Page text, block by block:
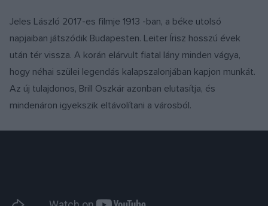
Jeles László 2017-es filmje 1913 -ban, a béke utolsó
napjaiban játszódik Budapesten. Leiter Írisz hosszú évek
után tér vissza. A korán elárvult fiatal lány minden vágya,
hogy néhai szülei legendás kalapszalonjában kapjon munkát.
Az új tulajdonos, Brill Oszkár azonban elutasítja, és
mindenáron igyekszik eltávolítani a városból.